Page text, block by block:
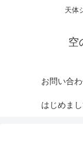
天体
空
お問い合
はじめま